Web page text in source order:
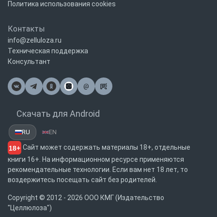
Политика использования cookies
Контакты
info@zelluloza.ru
Техническая поддержка
Консультант
@
Почта
Скачать для Android
RU EN
18+ Сайт может содержать материалы 18+, отдельные
книги 16+. На информационном ресурсе применяются
рекомендательные технологии. Если вам нет 18 лет, то
воздержитесь посещать сайт без родителей.
Copyright © 2012 - 2026 ООО КМГ (Издательство
"Целлюлоза")